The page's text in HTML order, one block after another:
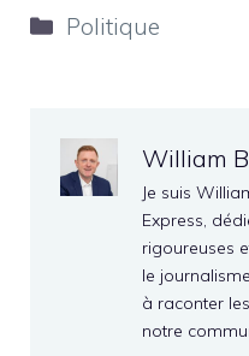
Catégories
Politique
William
Je suis
Express,
rigoureuses
le
à raconter
notre